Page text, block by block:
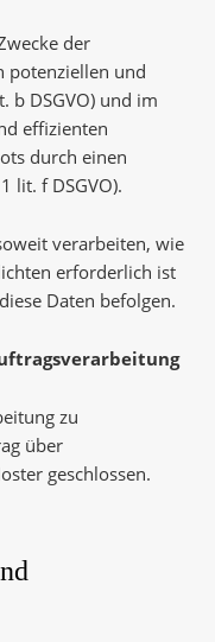
der
potenziellen und
b DSGVO) und im
effizienten
durch einen
lit. f DSGVO).
verarbeiten, wie
erforderlich ist
Daten befolgen.
zu
über
geschlossen.